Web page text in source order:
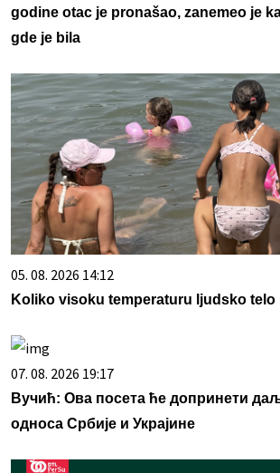
godine otac je pronašao, zanemeo je
gde je bila
05. 08. 2026 14:12
Koliko visoku temperaturu ljudsko telo
07. 08. 2026 19:17
Вучић: Ова посета ће допринети
односа Србије и Украјине